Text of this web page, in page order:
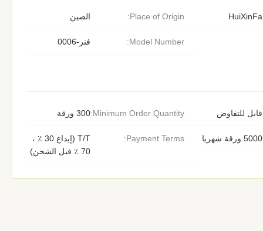
Place of Origin: الصين HuiXinFa
Model Number: فنر-0006
Minimum Order Quantity: 300 ورقة قابل للتفاوض
Payment Terms:
T/T (إيداع 30 ٪ ،
70 ٪ قبل الشحن)
5000 ورقة شهريا